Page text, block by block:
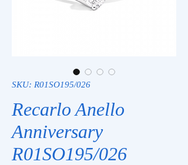
SKU: R01SO195/026
Recarlo Anello
Anniversary
R01SO195/026